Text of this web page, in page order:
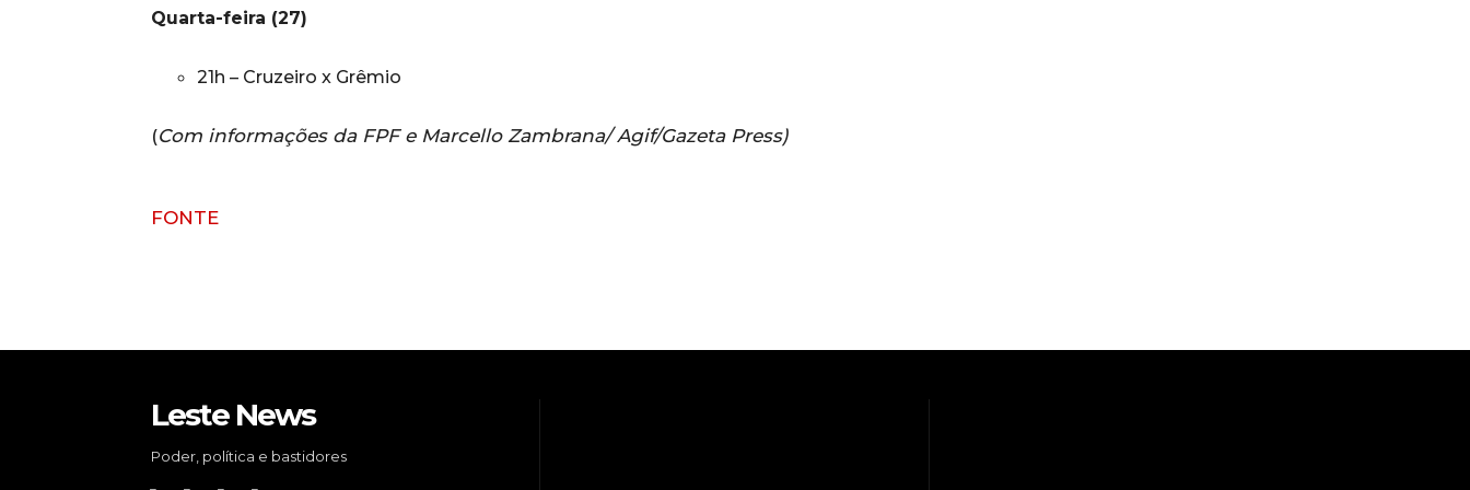
Quarta-feira (27)
21h – Cruzeiro x Grêmio
(Com informações da FPF e Marcello Zambrana/ Agif/Gazeta Press)
FONTE
Leste News
Poder, política e bastidores